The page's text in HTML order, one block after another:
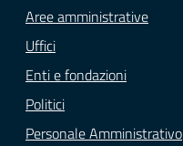
Seguici
su
Aree amministrative
Uffici
Enti e fondazioni
Politici
Personale Amministrativo